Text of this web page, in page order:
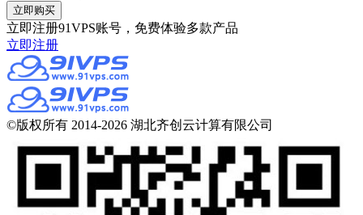
立即注册91VPS账号，免费体验多款产品
立即注册
©版权所有 2014-2026 湖北齐创云计算有限公司